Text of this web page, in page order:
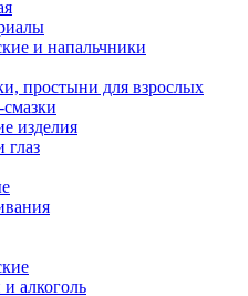
и напальчники
простыни для взрослых
изделия
глаз
алкоголь